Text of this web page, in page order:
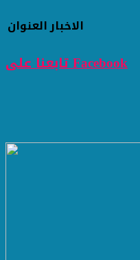
العنوانالاخبار
تابعنا على Facebook